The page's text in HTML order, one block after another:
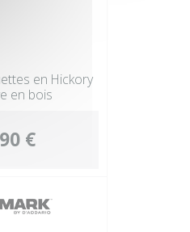
en Hickory
en bois
€